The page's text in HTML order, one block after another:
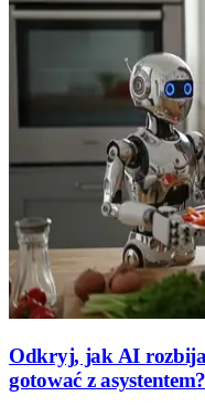
Odkryj, jak AI rozbija
gotować z asystentem?